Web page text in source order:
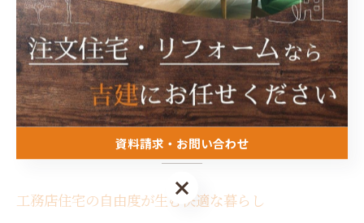
ントです。標準仕様の範囲とオプションの費用対効果を
見極めながら、最適な家づくりを目指しましょう。
自由度と安心感が魅力の工務店住
工務店住宅の自由度が生む快適な暮らし
資料請求・お問い合わせ
資料請求・お問い合わせ